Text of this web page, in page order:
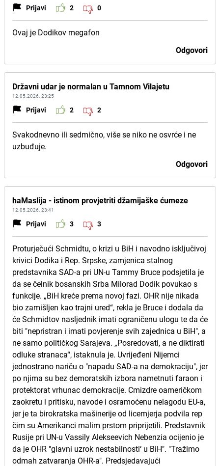
Prijavi 2 0
Ovaj je Dodikov megafon
Odgovori
Državni udar je normalan u Tamnom Vilajetu
12.05.2026. 23:25
Prijavi 2 2
Svakodnevno ili sedmično, više se niko ne osvrće i ne
uzbuđuje.
Odgovori
haMaslija - istinom provjetriti džamijaške ćumeze
12.05.2026. 23:41
Prijavi 3 3
Proturječući Schmidtu, o krizi u BiH i navodno isključivoj
krivici Dodika i Rep. Srpske, zamjenica stalnog
predstavnika SAD-a pri UN-u Tammy Bruce podsjetila je
da se čelnik bosanskih Srba Milorad Dodik povukao s
funkcije. „BiH kreće prema novoj fazi. OHR nije nikada
bio zamišljen kao trajni ured“, rekla je Bruce i dodala da
će Schmidtov nasljednik imati ograničenu ulogu te da će
biti "nepristran i imati povjerenje svih zajednica u BiH", a
ne samo političkog Sarajeva. „Posredovati, a ne diktirati
odluke stranaca“, istaknula je. Uvrijeđeni Nijemci
jednostrano nariču o "napadu SAD-a na demokraciju", jer
po njima su bez demoratskih izbora nametnuti faraon i
protektorat vrhunac demokracije. Cmizdre oameričkom
zaokretu i pritisku, navode i osramoćenu nelagodu EU-a,
jer je ta birokratska mašinerije od licemjerja podvila rep
čim su Amerikanci malim prstom priprijetili. Predstavnik
Rusije pri UN-u Vassily Alekseevich Nebenzia ocijenio je
da je OHR "glavni uzrok nestabilnosti‘ u BiH". "Tražimo
odmah zatvaranja OHR-a". Predsjedavajući